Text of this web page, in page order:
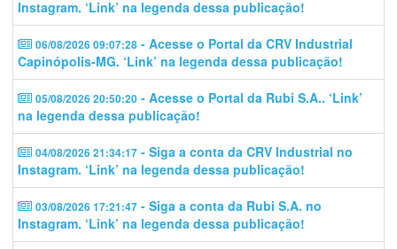
Instagram. ‘Link’ na legenda dessa publicação!
06/08/2026 09:07:28 - Acesse o Portal da CRV Industrial
Capinópolis-MG. ‘Link’ na legenda dessa publicação!
05/08/2026 20:50:20 - Acesse o Portal da Rubi S.A.. ‘Link’
na legenda dessa publicação!
04/08/2026 21:34:17 - Siga a conta da CRV Industrial no
Instagram. ‘Link’ na legenda dessa publicação!
03/08/2026 17:21:47 - Siga a conta da Rubi S.A. no
Instagram. ‘Link’ na legenda dessa publicação!